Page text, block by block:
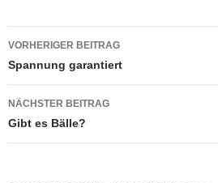
Beitragsnavigation
VORHERIGER BEITRAG
Spannung garantiert
NÄCHSTER BEITRAG
Gibt es Bälle?